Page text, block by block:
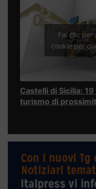
Fai clic per
cookie per
Castelli di Sicilia:
turismo di